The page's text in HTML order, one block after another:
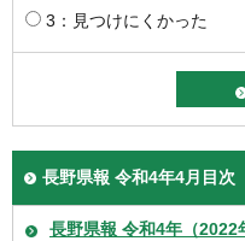
3：見つけにくかった
長野県報 令和4年4月目次
長野県報 令和4年（2022